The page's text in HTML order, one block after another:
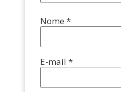
Nome *
E-mail *